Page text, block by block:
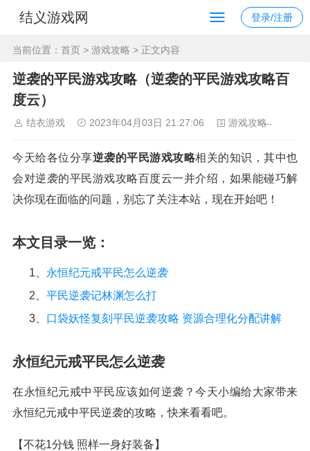
结义游戏网 登录/注册
当前位置： 首页 > 游戏攻略 > 正文内容
逆袭的平民游戏攻略（逆袭的平民游戏攻略百
度云）
结衣游戏 2023年04月03日 21:27:06 游戏攻略
今天给各位分享逆袭的平民游戏攻略相关的知识，其中也
会对逆袭的平民游戏攻略百度云一并介绍，如果能碰巧解
决你现在面临的问题，别忘了关注本站，现在开始吧！
本文目录一览：
1、 永恒纪元戒平民怎么逆袭
2、 平民逆袭记林渊怎么打
3、 口袋妖怪复刻平民逆袭攻略 资源合理化分配讲解
永恒纪元戒平民怎么逆袭
在永恒纪元戒中平民应该如何逆袭？今天小编给大家带来
永恒纪元戒中平民逆袭的攻略，快来看看吧。
【不花1分钱 照样一身好装备】